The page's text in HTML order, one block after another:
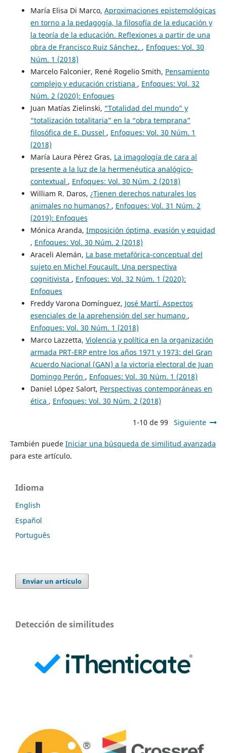
María Elisa Di Marco, Aproximaciones epistemológicas
en torno a la pedagogía, la filosofía de la educación y
la teoría de la educación. Reflexiones a partir de una
obra de Francisco Ruiz Sánchez. , Enfoques: Vol. 30
Núm. 1 (2018)
Marcelo Falconier, René Rogelio Smith, Pensamiento
complejo y educación cristiana , Enfoques: Vol. 32
Núm. 2 (2020): Enfoques
Juan Matías Zielinski, “Totalidad del mundo” y
“totalización totalitaria” en la “obra temprana”
filosófica de E. Dussel , Enfoques: Vol. 30 Núm. 1
(2018)
María Laura Pérez Gras, La imagología de cara al
presente a la luz de la hermenéutica analógico-
contextual , Enfoques: Vol. 30 Núm. 2 (2018)
William R. Daros, ¿Tienen derechos naturales los
animales no humanos? , Enfoques: Vol. 31 Núm. 2
(2019): Enfoques
Mónica Aranda, Imposición óptima, evasión y equidad
, Enfoques: Vol. 30 Núm. 2 (2018)
Araceli Alemán, La base metafórica-conceptual del
sujeto en Michel Foucault. Una perspectiva
cognitivista , Enfoques: Vol. 32 Núm. 1 (2020):
Enfoques
Freddy Varona Domínguez, José Martí. Aspectos
esenciales de la aprehensión del ser humano ,
Enfoques: Vol. 30 Núm. 1 (2018)
Marco Lazzetta, Violencia y política en la organización
armada PRT-ERP entre los años 1971 y 1973: del Gran
Acuerdo Nacional (GAN) a la victoria electoral de Juan
Domingo Perón , Enfoques: Vol. 30 Núm. 1 (2018)
Daniel López Salort, Perspectivas contemporáneas en
ética , Enfoques: Vol. 30 Núm. 2 (2018)
1-10 de 99 Siguiente
También puede Iniciar una búsqueda de similitud avanzada
para este artículo.
Idioma
English
Español
Português
Enviar un artículo
Detección de similitudes